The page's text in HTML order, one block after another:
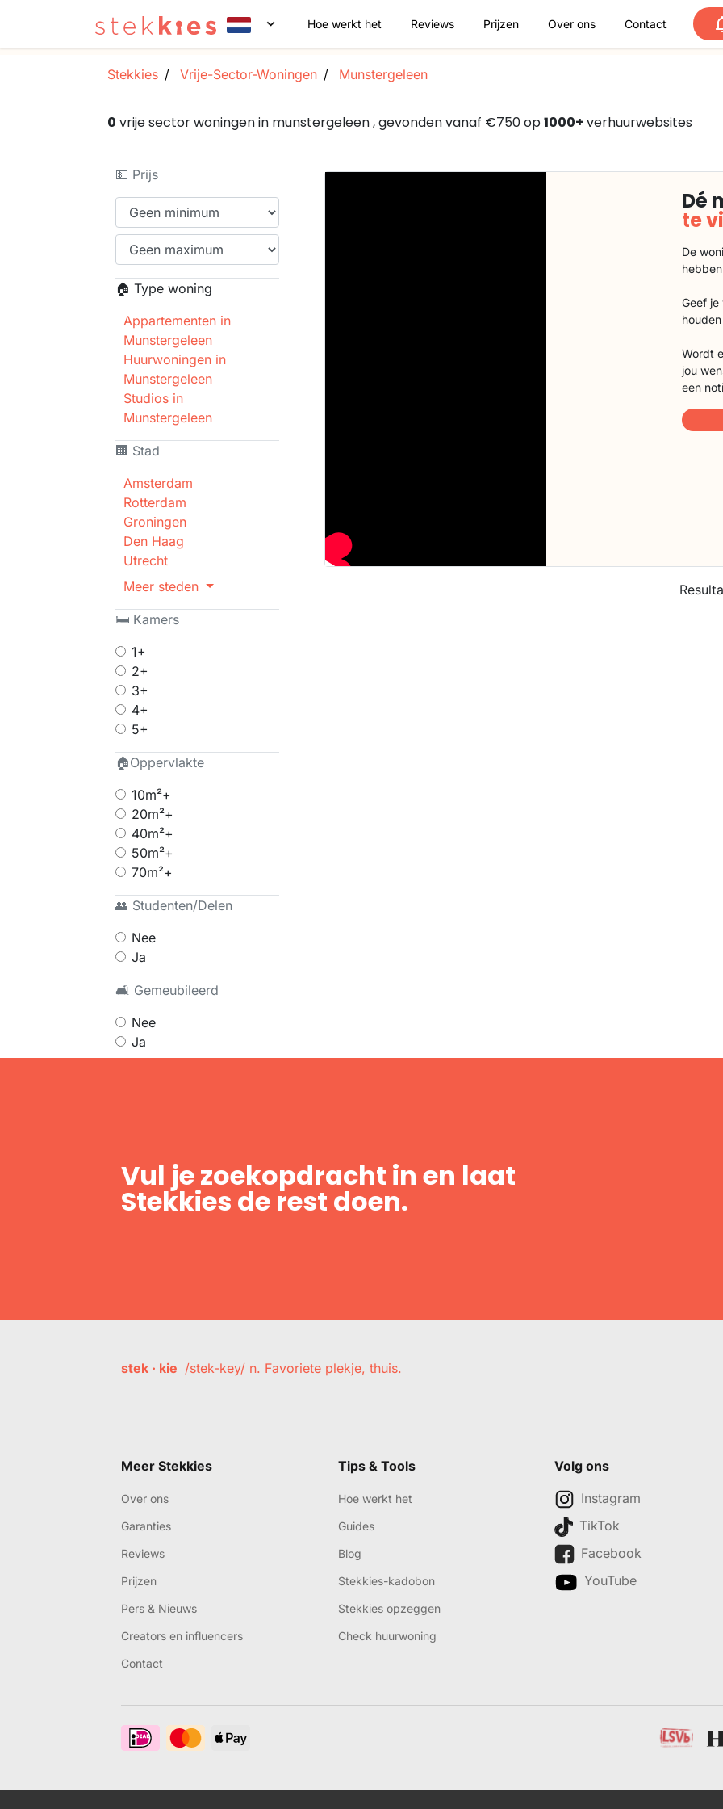
Hoe werkt het Reviews Prijzen Over ons Contact
Stekkies Vrije-Sector-Woningen Munstergeleen
0 vrije sector woningen in munstergeleen , gevonden vanaf €750 op1000+ verhuurwebsites
💵 Prijs
🏠 Type woning
Appartementen in
Munstergeleen
Huurwoningen in
Munstergeleen
Studios in
Munstergeleen
🏢 Stad
Amsterdam
Rotterdam
Groningen
Den Haag
Utrecht
Meer steden
🛏 Kamers
1+
2+
3+
4+
5+
🏠Oppervlakte
10m²+
20m²+
40m²+
50m²+
70m²+
👥 Studenten/Delen
Nee
Ja
🛋 Gemeubileerd
Nee
Ja
Dé
te
De
Geef
Wordt
jou
een
Vul je zoekopdracht in en laat
Stekkies de rest doen.
stek · kie /stek-key/ n. Favoriete plekje, thuis.
Meer Stekkies
Over ons
Garanties
Reviews
Prijzen
Pers & Nieuws
Creators en influencers
Contact
Tips & Tools
Hoe werkt het
Guides
Blog
Stekkies-kadobon
Stekkies opzeggen
Check huurwoning
Volg ons
Instagram
TikTok
Facebook
YouTube